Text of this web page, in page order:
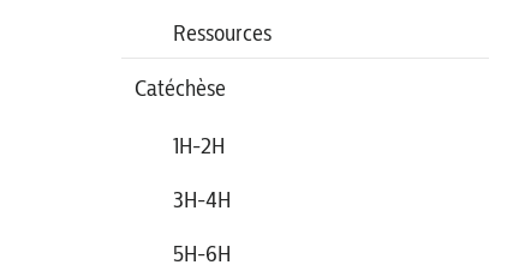
Ressources
Catéchèse
1H-2H
3H-4H
5H-6H